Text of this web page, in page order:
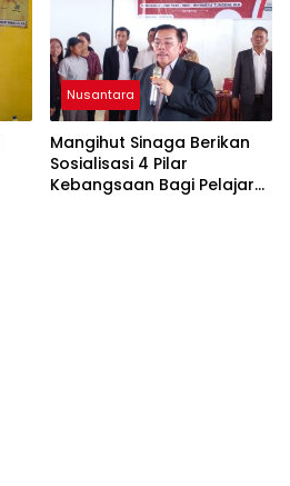
Nusantara
Mangihut Sinaga Berikan
Sosialisasi 4 Pilar
Kebangsaan Bagi Pelajar